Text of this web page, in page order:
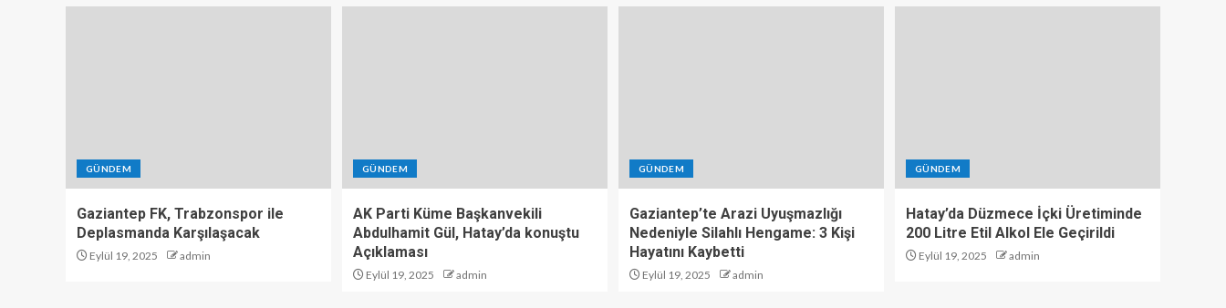
GÜNDEM
Gaziantep FK, Trabzonspor ile
Deplasmanda Karşılaşacak
Eylül 19, 2025 admin
GÜNDEM
AK Parti Küme Başkanvekili
Abdulhamit Gül, Hatay’da konuştu
Açıklaması
Eylül 19, 2025 admin
GÜNDEM
Gaziantep’te Arazi Uyuşmazlığı
Nedeniyle Silahlı Hengame: 3 Kişi
Hayatını Kaybetti
Eylül 19, 2025 admin
GÜNDEM
Hatay’da Düzmece İçki Üretiminde
200 Litre Etil Alkol Ele Geçirildi
Eylül 19, 2025 admin